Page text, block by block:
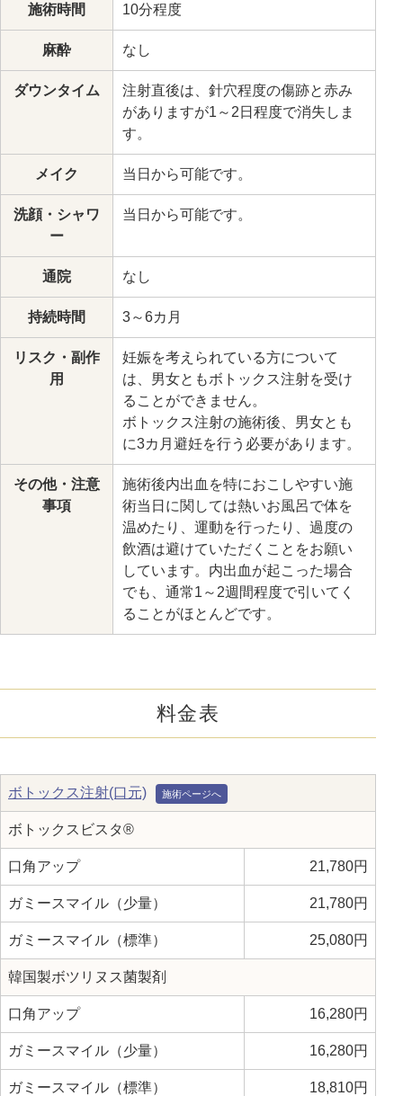
施術時間 10分程度
麻酔 なし
ダウンタイム
注射直後は、針穴程度の傷跡と赤み
がありますが1～2日程度で消失しま
す。
メイク 当日から可能です。
洗顔・シャワ
ー
当日から可能です。
通院 なし
持続時間 3～6カ月
リスク・副作
用
妊娠を考えられている方について
は、男女ともボトックス注射を受け
ることができません。
ボトックス注射の施術後、男女とも
に3カ月避妊を行う必要があります。
その他・注意
事項
施術後内出血を特におこしやすい施
術当日に関しては熱いお風呂で体を
温めたり、運動を行ったり、過度の
飲酒は避けていただくことをお願い
しています。内出血が起こった場合
でも、通常1～2週間程度で引いてく
ることがほとんどです。
料金表
ボトックス注射(口元)
ボトックスビスタ®
口角アップ 21,780円
ガミースマイル（少量） 21,780円
ガミースマイル（標準） 25,080円
韓国製ボツリヌス菌製剤
口角アップ 16,280円
ガミースマイル（少量） 16,280円
ガミースマイル（標準） 18,810円